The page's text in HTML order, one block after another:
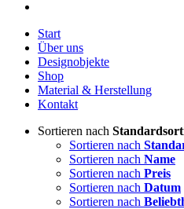
Start
Über uns
Designobjekte
Shop
Material & Herstellung
Kontakt
Sortieren nach
Sortieren nach
Sortieren nach Name
Sortieren nach Preis
Sortieren nach Datum
Sortieren nach